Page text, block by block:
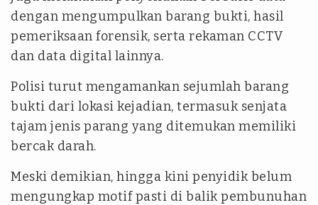
dengan mengumpulkan barang bukti, hasil
pemeriksaan forensik, serta rekaman CCTV
dan data digital lainnya.
Polisi turut mengamankan sejumlah barang
bukti dari lokasi kejadian, termasuk senjata
tajam jenis parang yang ditemukan memiliki
bercak darah.
Meski demikian, hingga kini penyidik belum
mengungkap motif pasti di balik pembunuhan